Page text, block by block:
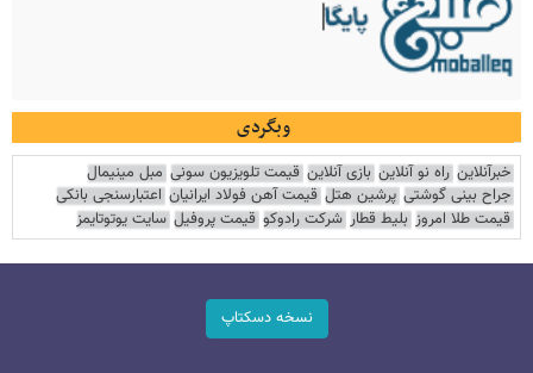
وبگردی
خبرآنلاین راه نو آنلاین بازی آنلاین قیمت تلویزیون سونی مبل مینیمال
جراح بینی گوشتی پرشین هتل قیمت آهن فولاد ایرانیان اعتبارسنجی بانکی
قیمت طلا امروز بلیط قطار شرکت رادوکو قیمت پروفیل سایت یوتوتایمز
نسخه دسکتاپ